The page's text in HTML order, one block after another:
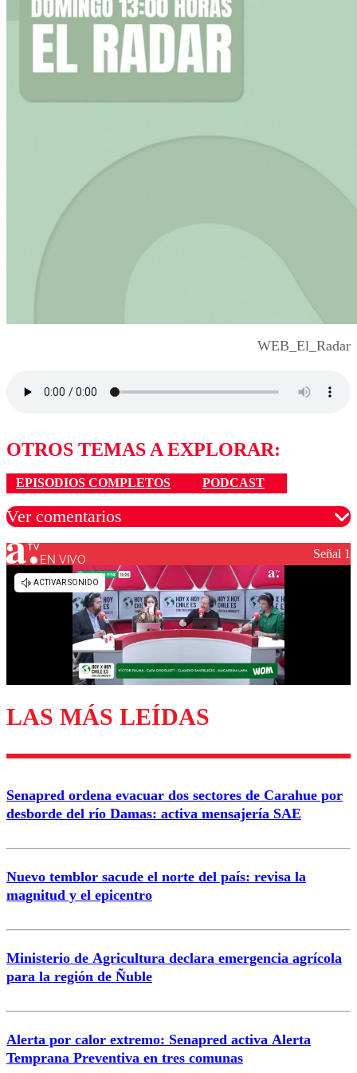
WEB_El_Radar
OTROS TEMAS A EXPLORAR:
EPISODIOS COMPLETOS PODCAST
Ver comentarios
Los comentarios son moderados para garantizar un
diálogo respetuoso.
Enviar comentario
EN VIVO Señal 1
LAS MÁS LEÍDAS
Senapred ordena evacuar dos sectores de Carahue por
desborde del río Damas: activa mensajería SAE
Nuevo temblor sacude el norte del país: revisa la
magnitud y el epicentro
Ministerio de Agricultura declara emergencia agrícola
para la región de Ñuble
Alerta por calor extremo: Senapred activa Alerta
Temprana Preventiva en tres comunas